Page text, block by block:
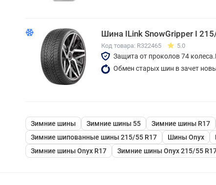
Шина ILink SnowGripper I
Код товара: R322465 5.0
Защита от проколов 74
Обмен старых шин в зачет
Зимние шины Зимние шины 55 Зимние шины R17
Зимние шипованные шины 215/55 R17
Шины Onyx
Зимние шины Onyx R17
Зимние шины Onyx 215/55